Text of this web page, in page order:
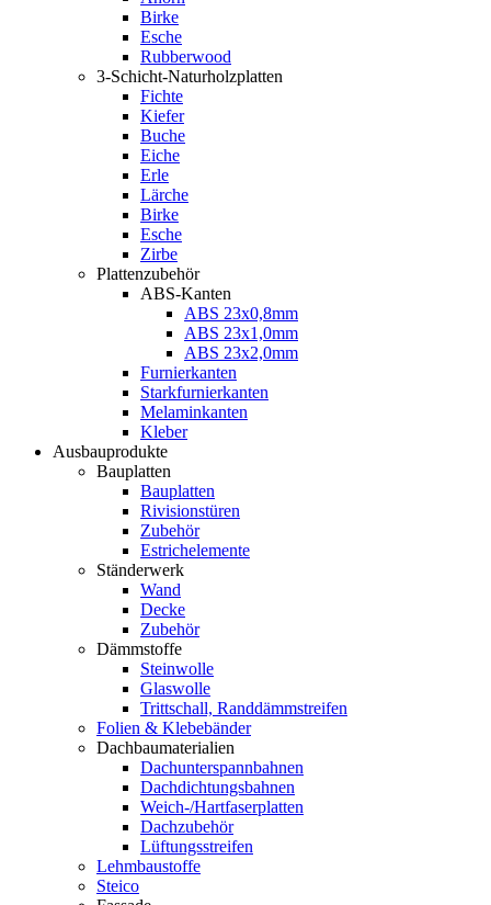
Birke
Esche
Rubberwood
3-Schicht-Naturholzplatten
Fichte
Kiefer
Buche
Eiche
Erle
Lärche
Birke
Esche
Zirbe
Plattenzubehör
ABS-Kanten
ABS 23x0,8mm
ABS 23x1,0mm
ABS 23x2,0mm
Furnierkanten
Starkfurnierkanten
Melaminkanten
Kleber
Ausbauprodukte
Bauplatten
Bauplatten
Rivisionstüren
Zubehör
Estrichelemente
Ständerwerk
Wand
Decke
Zubehör
Dämmstoffe
Steinwolle
Glaswolle
Trittschall, Randdämmstreifen
Folien & Klebebänder
Dachbaumaterialien
Dachunterspannbahnen
Dachdichtungsbahnen
Weich-/Hartfaserplatten
Dachzubehör
Lüftungsstreifen
Lehmbaustoffe
Steico